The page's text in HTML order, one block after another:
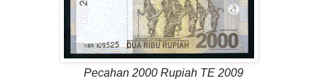
Pecahan 2000 Rupiah TE 2009